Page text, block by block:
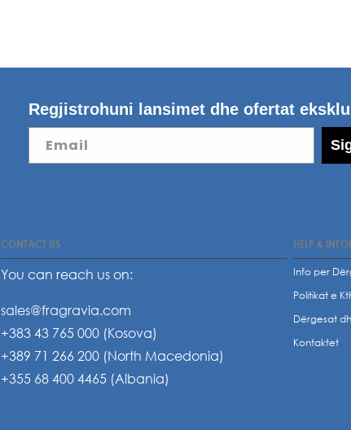
Regjistrohuni lansimet dhe ofertat
Email
CONTACT US
You can reach us on:
sales@fragravia.com
+383 43 765 000 (Kosova)
+389 71 266 200 (North Macedonia)
+355 68 400 4465 (Albania)
HELP &
Info per
Politikat e
Dërgesat
Kontaktet